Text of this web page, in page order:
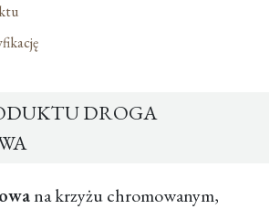
DROGA
na krzyżu chromowanym,